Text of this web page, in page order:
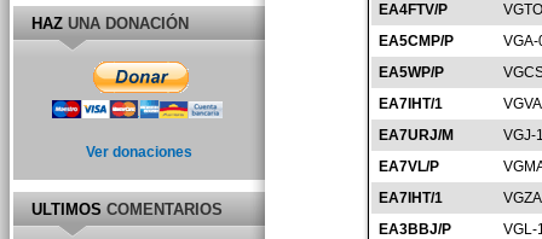
EA4FTV/P
EA5CMP/P
EA5WP/P
EA7IHT/1
EA7URJ/M
VGJ-
EA7VL/P
EA7IHT/1
EA3BBJ/P
VGL-
HAZUNA DONACIÓN
Ver donaciones
ULTIMOSCOMENTARIOS